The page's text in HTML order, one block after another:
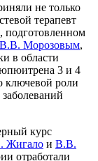
не только
терапевт
подготовленном
В.В. Морозовым,
в области
3 и 4
ключевой роли
курс
Жигало и В.В.
отработали